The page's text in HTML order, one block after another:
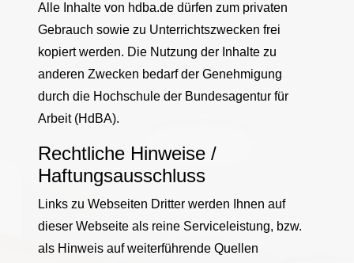
Alle Inhalte von hdba.de dürfen zum privaten
Gebrauch sowie zu Unterrichtszwecken frei
kopiert werden. Die Nutzung der Inhalte zu
anderen Zwecken bedarf der Genehmigung
durch die Hochschule der Bundesagentur für
Arbeit (HdBA).
Rechtliche Hinweise /
Haftungsausschluss
Links zu Webseiten Dritter werden Ihnen auf
dieser Webseite als reine Serviceleistung, bzw.
als Hinweis auf weiterführende Quellen